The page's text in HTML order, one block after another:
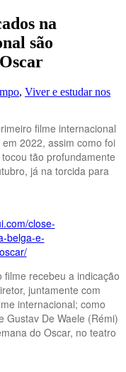
na
são
, Viver e estudar nos
filme internacional
2022, assim como foi
tão profundamente
já na torcida para
close-
belga-e-
recebeu a indicação
juntamente com
internacional; como
Gustav De Waele (Rémi)
do Oscar, no teatro